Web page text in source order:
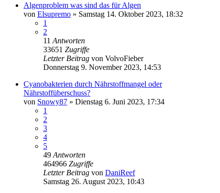
Algenproblem was sind das für Algen
von Elsupremo » Samstag 14. Oktober 2023, 18:32
1
2
11 Antworten
33651 Zugriffe
Letzter Beitrag von VolvoFieber
Donnerstag 9. November 2023, 14:53
Cyanobakterien durch Nährstoffmangel oder
Nährstoffüberschuss?
von Snowy87 » Dienstag 6. Juni 2023, 17:34
1
2
3
4
5
49 Antworten
464966 Zugriffe
Letzter Beitrag von DaniReef
Samstag 26. August 2023, 10:43